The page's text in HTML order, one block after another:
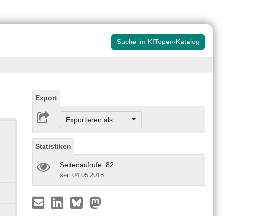
Suche im KITopen-Katalog
Export
Exportieren als ...
Statistiken
Seitenaufrufe: 82
seit 04.05.2018